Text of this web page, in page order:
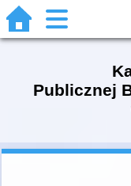
Publicznej